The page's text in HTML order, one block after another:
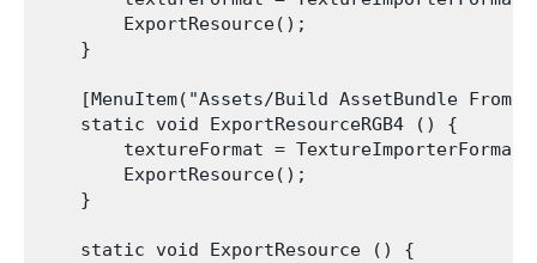
        ExportResource();
    }
[MenuItem("Assets/Build AssetBundle From
    static void ExportResourceRGB4 () {
textureFormat =
        ExportResource();
    }
    static void ExportResource () {